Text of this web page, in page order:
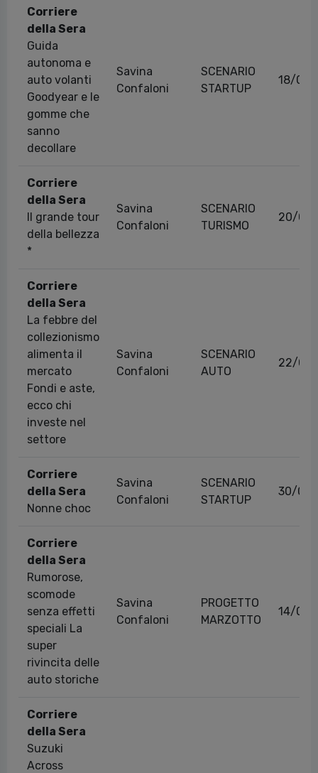
Corriere
della Sera
Guida
autonoma e
auto volanti
Goodyear e le
gomme che
sanno
decollare
Savina
Confaloni
SCENARIO
STARTUP
18/03/
Corriere
della Sera
Il grande tour
della bellezza
*
Savina
Confaloni
SCENARIO
TURISMO
20/06/
Corriere
della Sera
La febbre del
collezionismo
alimenta il
mercato
Fondi e aste,
ecco chi
investe nel
settore
Savina
Confaloni
SCENARIO
AUTO
22/
Corriere
della Sera
Nonne choc
Savina
Confaloni
SCENARIO
STARTUP
30/06/
Corriere
della Sera
Rumorose,
scomode
senza effetti
speciali La
super
rivincita delle
auto storiche
Savina
Confaloni
PROGETTO
MARZOTTO
14/05/
Corriere
della Sera
Suzuki
Across